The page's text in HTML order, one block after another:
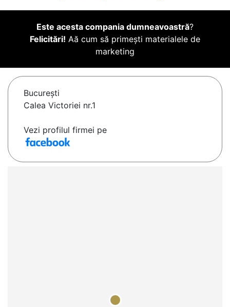
Este acesta compania dumneavoastră?
Felicitări! Aă cum să primești materialele de
marketing
Bucureşti
Calea Victoriei nr.1
Vezi profilul firmei pe